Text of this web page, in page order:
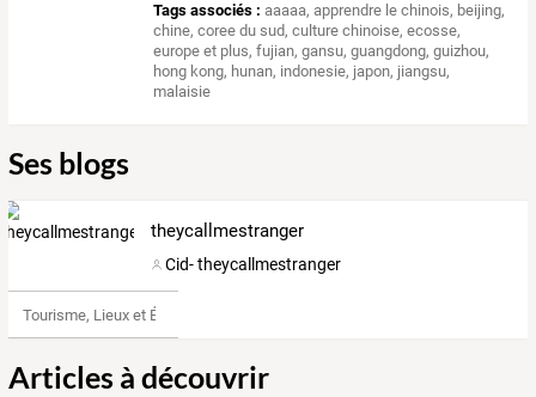
Tags associés : aaaaa,apprendre le chinois, beijing,
chine,coree du sud,culture chinoise,ecosse,
europe et plus,fujian,gansu,guangdong,guizhou,
hong kong, hunan, indonesie, japon, jiangsu,
malaisie
Ses blogs
theycallmestranger
Cid- theycallmestranger
Tourisme, Lieux et Événements
Articles à découvrir